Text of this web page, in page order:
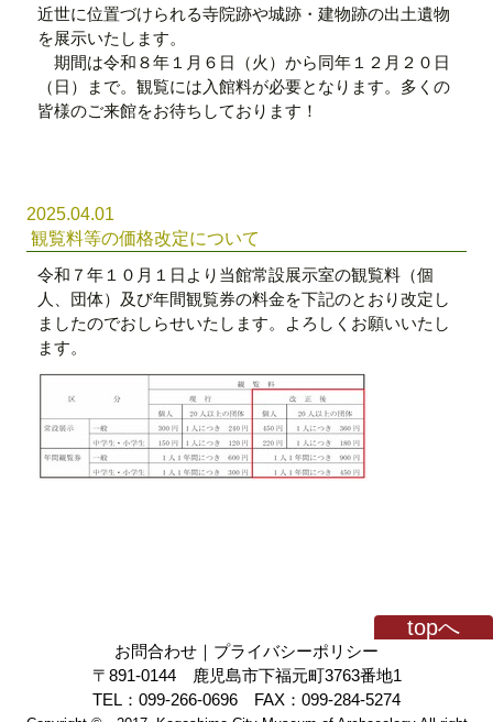
近世に位置づけられる寺院跡や城跡・建物跡の出土遺物
を展示いたします。
期間は令和８年１月６日（火）から同年１２月２０日
（日）まで。観覧には入館料が必要となります。多くの
皆様のご来館をお待ちしております！
2025.04.01
観覧料等の価格改定について
令和７年１０月１日より当館常設展示室の観覧料（個
人、団体）及び年間観覧券の料金を下記のとおり改定し
ましたのでおしらせいたします。よろしくお願いいたし
ます。
topへ
お問合わせ ｜ プライバシーポリシー
〒891-0144 鹿児島市下福元町3763番地1
TEL：099-266-0696 FAX：099-284-5274